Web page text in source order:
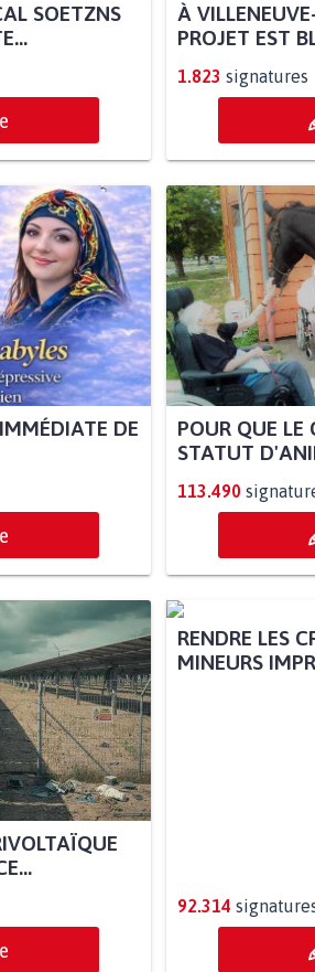
SOETZNS
À
PROJET EST
1.823 signatures
DE
POUR QUE LE
STATUT
113.490
92.314